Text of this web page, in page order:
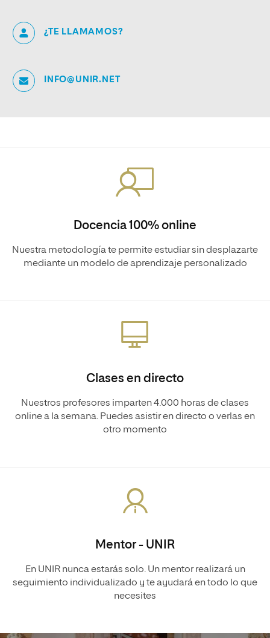
¿TE LLAMAMOS?
INFO@UNIR.NET
Docencia 100% online
Nuestra metodología te permite estudiar sin desplazarte
mediante un modelo de aprendizaje personalizado
Clases en directo
Nuestros profesores imparten 4.000 horas de clases
online a la semana. Puedes asistir en directo o verlas en
otro momento
Mentor - UNIR
En UNIR nunca estarás solo. Un mentor realizará un
seguimiento individualizado y te ayudará en todo lo que
necesites